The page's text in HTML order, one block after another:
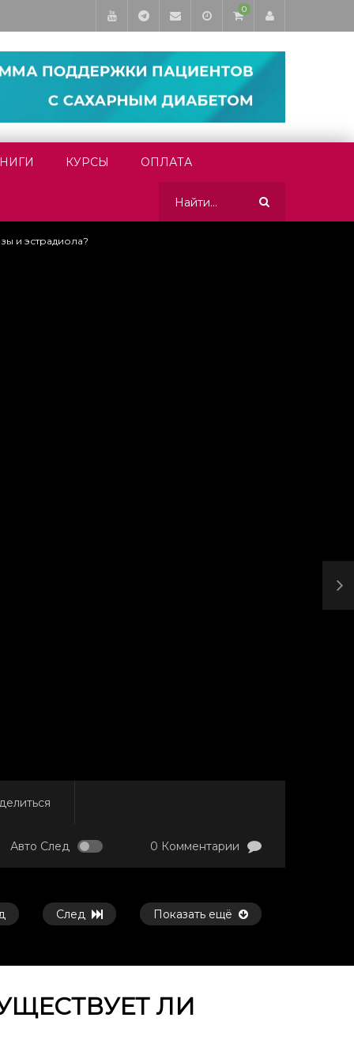
0
КУРСЫ ОПЛАТА
и эстрадиола?
Авто След 0 Комментарии
След Показать ещё
ЛИ